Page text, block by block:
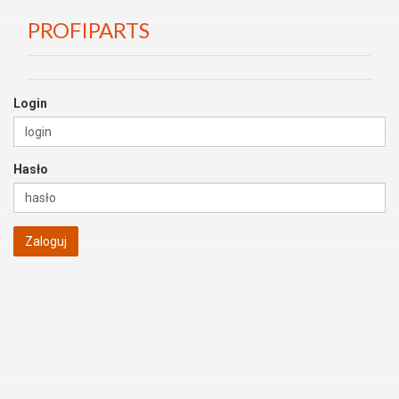
PROFIPARTS
Login
Hasło
Zaloguj